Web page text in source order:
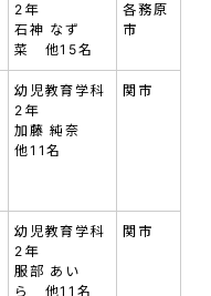
2年
石神 なず
菜 他15名
各務原
市
幼児教育学科
2年
加藤 純奈
他11名
関市
幼児教育学科
2年
服部 あい
ら 他11名
関市